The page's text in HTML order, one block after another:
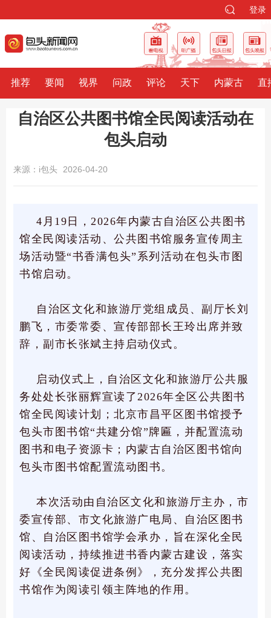
登录
推荐 要闻 视界 问政 评论 天下 内蒙古 直
自治区公共图书馆全民阅读活动在
包头启动
来源：i包头 2026-04-20
4月19日，2026年内蒙古自治区公共图书
馆全民阅读活动、公共图书馆服务宣传周主
场活动暨“书香满包头”系列活动在包头市图
书馆启动。
自治区文化和旅游厅党组成员、副厅长刘
鹏飞，市委常委、宣传部部长王玲出席并致
辞，副市长张斌主持启动仪式。
启动仪式上，自治区文化和旅游厅公共服
务处处长张丽辉宣读了2026年全区公共图书
馆全民阅读计划；北京市昌平区图书馆授予
包头市图书馆“共建分馆”牌匾，并配置流动
图书和电子资源卡；内蒙古自治区图书馆向
包头市图书馆配置流动图书。
本次活动由自治区文化和旅游厅主办，市
委宣传部、市文化旅游广电局、自治区图书
馆、自治区图书馆学会承办，旨在深化全民
阅读活动，持续推进书香内蒙古建设，落实
好《全民阅读促进条例》，充分发挥公共图
书馆作为阅读引领主阵地的作用。